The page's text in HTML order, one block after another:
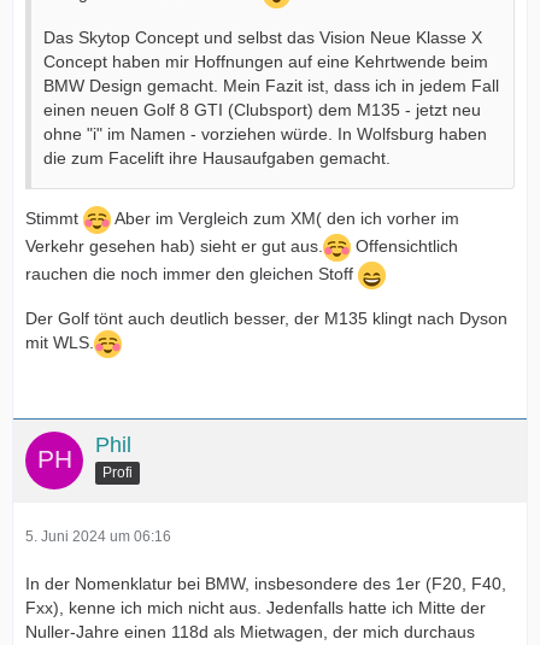
Das Skytop Concept und selbst das Vision Neue Klasse X
Concept haben mir Hoffnungen auf eine Kehrtwende beim
BMW Design gemacht. Mein Fazit ist, dass ich in jedem Fall
einen neuen Golf 8 GTI (Clubsport) dem M135 - jetzt neu
ohne "i" im Namen - vorziehen würde. In Wolfsburg haben
die zum Facelift ihre Hausaufgaben gemacht.
Stimmt
Aber im Vergleich zum XM( den ich vorher im
Verkehr gesehen hab) sieht er gut aus.
Offensichtlich
rauchen die noch immer den gleichen Stoff
Der Golf tönt auch deutlich besser, der M135 klingt nach Dyson
mit WLS.
Phil
Profi
5. Juni 2024 um 06:16
In der Nomenklatur bei BMW, insbesondere des 1er (F20, F40,
Fxx), kenne ich mich nicht aus. Jedenfalls hatte ich Mitte der
Nuller-Jahre einen 118d als Mietwagen, der mich durchaus